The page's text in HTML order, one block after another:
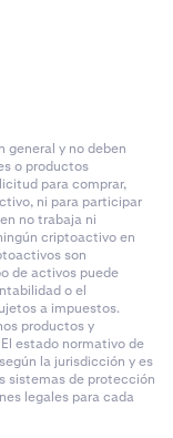
general y no deben
o productos
para comprar,
ni para participar
no trabaja ni
criptoactivo en
son
de activos puede
o el
a impuestos.
productos y
estado normativo de
la jurisdicción y es
sistemas de protección
legales para cada